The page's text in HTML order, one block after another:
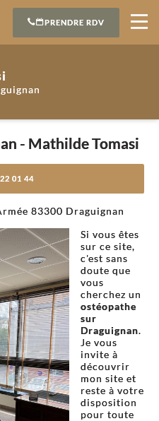
PRENDRE RDV
- Mathilde Tomasi
01 44
83300 Draguignan
Si vous êtes
sur ce site,
c'est sans
doute que
vous
cherchez un
ostéopathe
sur
Draguignan.
Je vous
invite à
découvrir
mon site et
reste à votre
disposition
pour toute